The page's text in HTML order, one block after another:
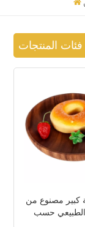
فئات المنتجات
كبير مصنوع من
حسب